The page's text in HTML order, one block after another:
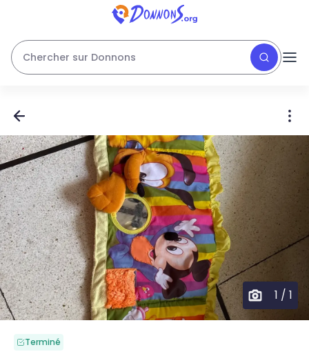
Chercher sur Donnons
1 / 1
Terminé